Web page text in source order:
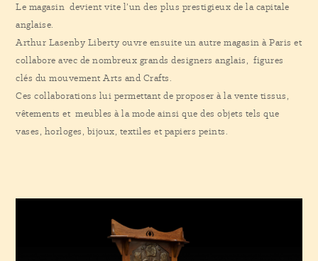
Le magasin devient vite l’un des plus prestigieux de la capitale
anglaise.
Arthur Lasenby Liberty ouvre ensuite un autre magasin à Paris et
collabore avec de nombreux grands designers anglais, figures
clés du mouvement Arts and Crafts.
Ces collaborations lui permettant de proposer à la vente tissus,
vêtements et meubles à la mode ainsi que des objets tels que
vases, horloges, bijoux, textiles et papiers peints.